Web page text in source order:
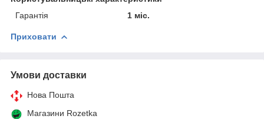
Гарантія
1 міс.
Приховати
Умови доставки
Нова Пошта
Магазини Rozetka